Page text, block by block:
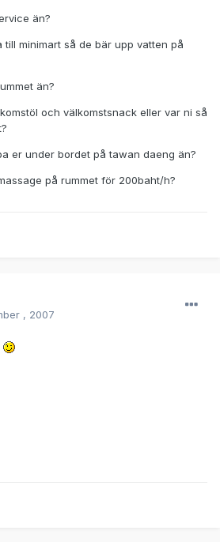
än?
till minimart så de bär upp vatten på
än?
och välkomstsnack eller var ni så
er under bordet på tawan daeng än?
på rummet för 200baht/h?
, 2007